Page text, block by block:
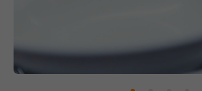
そのため、働くスタッフも気持
と思います。
また、大きな特徴としていえるの